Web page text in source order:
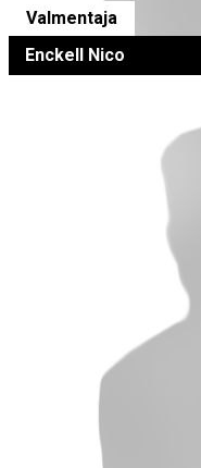
Valmentaja
Enckell Nico